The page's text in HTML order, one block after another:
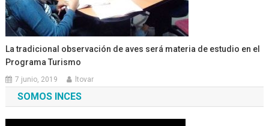
La tradicional observación de aves será materia de estudio en el
Programa Turismo
7 junio, 2019 ltovar
SOMOS INCES